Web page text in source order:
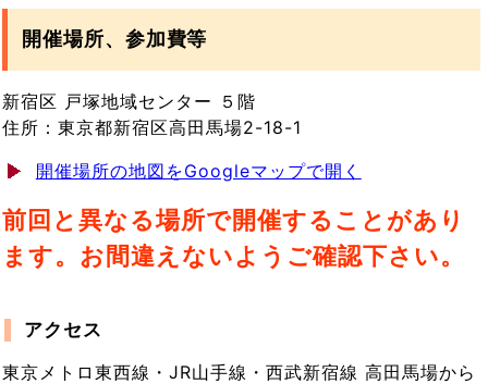
開催場所、参加費等
新宿区 戸塚地域センター ５階
住所：東京都新宿区高田馬場2-18-1
開催場所の地図をGoogleマップで開く
前回と異なる場所で開催することがあり
ます。お間違えないようご確認下さい。
アクセス
東京メトロ東西線・JR山手線・西武新宿線 高田馬場から